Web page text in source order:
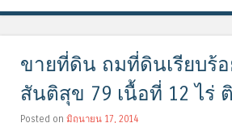
ขายที่ดิน ถมที่ดินเรียบร้
สันติสุข 79 เนื้อที่ 12 ไร่
Posted on มิถุนายน 17, 2014